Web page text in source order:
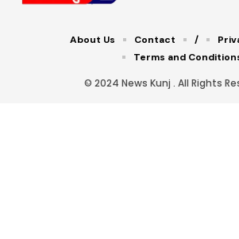
© 2024 News Kunj . All Rights
About Us Contact /
Terms and